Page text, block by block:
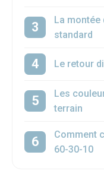
La montée
standard
Le retour
Les
terrain
Comment
60-30-10